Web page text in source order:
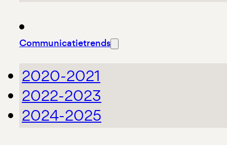
Communicatietrends
2020-2021
2022-2023
2024-2025